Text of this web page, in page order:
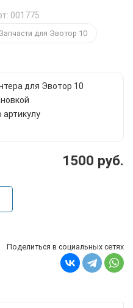
001775
Запчасти для Эвотор 10
для Эвотор 10
артикулу
1500 руб.
Поделиться в социальных сетях